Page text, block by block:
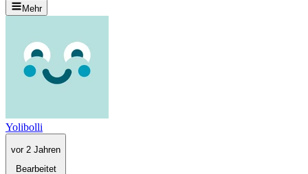
Mehr
Yolibolli
vor 2 Jahren
Bearbeitet